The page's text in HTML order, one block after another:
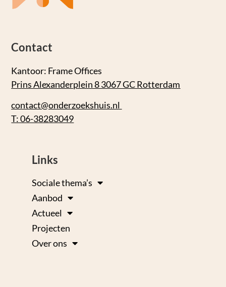
Contact
Kantoor: Frame Offices
Prins Alexanderplein 8 3067 GC Rotterdam
contact@onderzoekshuis.nl
T: 06-38283049
Links
Sociale thema’s
Aanbod
Actueel
Projecten
Over ons